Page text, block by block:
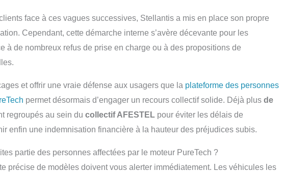
face à ces vagues successives, Stellantis a mis en place son propre
Cependant, cette démarche interne s’avère décevante pour les
à de nombreux refus de prise en charge ou à des propositions de
et offrir une vraie défense aux usagers que la plateforme des personnes
permet désormais d’engager un recours collectif solide. Déjà plus de
regroupés au sein du collectif AFESTEL pour éviter les délais de
enfin une indemnisation financière à la hauteur des préjudices subis.
partie des personnes affectées par le moteur PureTech ?
précise de modèles doivent vous alerter immédiatement. Les véhicules les